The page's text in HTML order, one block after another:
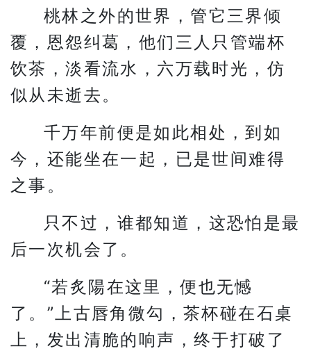
桃林之外的世界，管它三界倾
覆，恩怨纠葛，他们三人只管端杯
饮茶，淡看流水，六万载时光，仿
似从未逝去。
千万年前便是如此相处，到如
今，还能坐在一起，已是世间难得
之事。
只不过，谁都知道，这恐怕是最
后一次机会了。
“若炙陽在这里，便也无憾
了。”上古唇角微勾，茶杯碰在石桌
上，发出清脆的响声，终于打破了